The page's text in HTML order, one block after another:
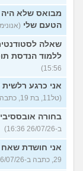
מבואס שלא היה
הטעם שלי (אנונימי, בן 25, כתב ב-
שאלה
ללמוד הנדסת
15:56)
אני כרגע
(טל11, בת 19, כתבה ב-26/07/26 16:47)
בחורה
ב-26/07/26 16:36)
אני חושדת
29, כתבה ב-26/07/26 16:27)